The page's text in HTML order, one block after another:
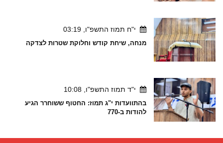
י"ח תמוז התשפ"ו, 03:19
מנחה, שיחת קודש וחלוקת שטרות לצדקה
י"ד תמוז התשפ"ו, 10:08
בהתוועדות י"ג תמוז: החטוף ששוחרר הגיע
להודות ב-770